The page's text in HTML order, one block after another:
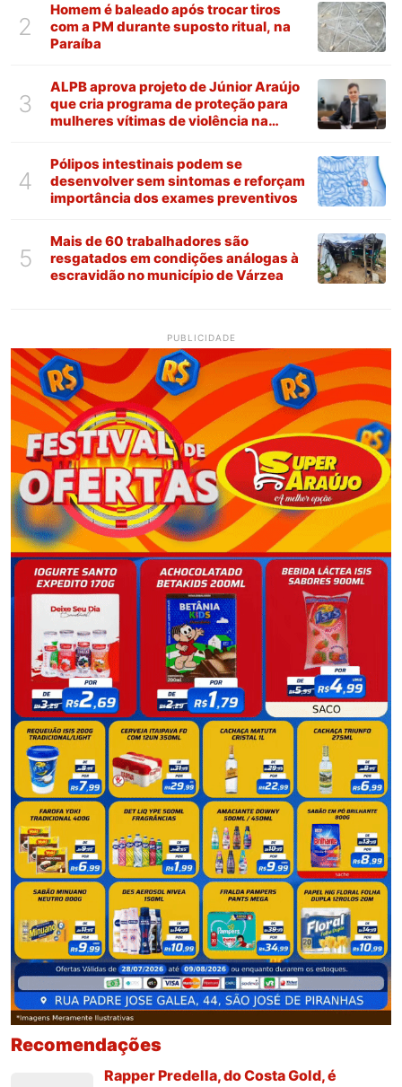
2
Homem é baleado após trocar tiros
com a PM durante suposto ritual, na
Paraíba
3
ALPB aprova projeto de Júnior Araújo
que cria programa de proteção para
mulheres vítimas de violência na
4
Pólipos intestinais podem se
desenvolver sem sintomas e reforçam
importância dos exames preventivos
5
Mais de 60 trabalhadores são
resgatados em condições análogas à
escravidão no município de Várzea
PUBLICIDADE
Recomendações
Rapper Predella, do Costa Gold, é